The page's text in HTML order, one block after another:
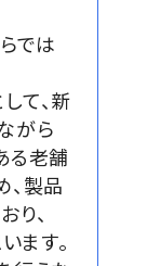
では
て、新
がら
る老舗
製品
り、
ます。